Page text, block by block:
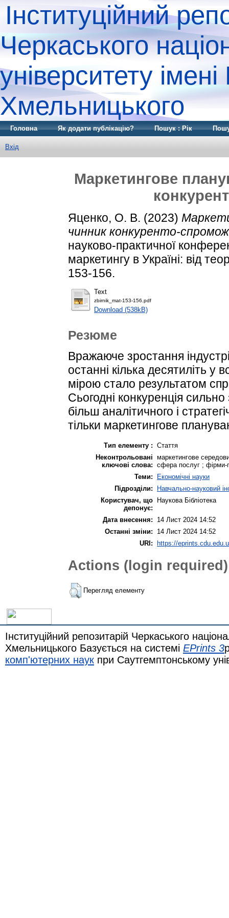
Інституційний
Черкаського
університету
Хмельницького
Головна Як додати публікацію? Пошук : Рік
Вхід
Маркетингове
Яценко, О. В. (2023)
чинник конкуренто-
науково-практичної
маркетингу в Україні: від
153-156.
Text
zbirnik_mat-153-156.pdf
Download (538kB)
Резюме
Вражаюче зростання
останні кілька десятиліть у
мірою стало результатом
Сьогодні конкуренція
більш аналітичного і
тільки маркетингове
Тип елементу : Стаття
Неконтрольовані
ключові слова:
маркетингове
сфера послуг ; фірми-
Теми:
Економічні науки
Підрозділи:
Навчально-науковий
Користувач, що
депонує:
Наукова Бібліотека
Дата внесення:
14 Лист 2024 14:52
Останні зміни:
14 Лист 2024 14:52
URI: https://
Actions (login required)
Перегляд елементу
Інституційний репозитарій Черкаського
Хмельницького Базується на системі EPrints 3
комп'ютерних наук при Саутгемптонському